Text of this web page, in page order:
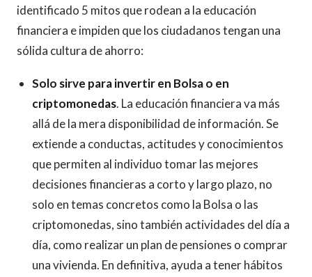
identificado 5 mitos que rodean a la educación
financiera e impiden que los ciudadanos tengan una
sólida cultura de ahorro:
Solo sirve para invertir en Bolsa o en
criptomonedas. La educación financiera va más
allá de la mera disponibilidad de información. Se
extiende a conductas, actitudes y conocimientos
que permiten al individuo tomar las mejores
decisiones financieras a corto y largo plazo, no
solo en temas concretos como la Bolsa o las
criptomonedas, sino también actividades del día a
día, como realizar un plan de pensiones o comprar
una vivienda. En definitiva, ayuda a tener hábitos